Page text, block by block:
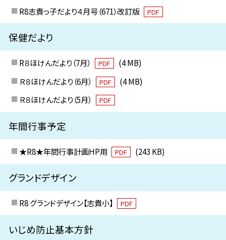
R8志貴っ子だより４月号（671）改訂版 PDF
保健だより
R８ほけんだより（7月） PDF
(4 MB)
Ｒ８ほけんだより（6月）
PDF
(4 MB)
Ｒ８ほけんだより（5月）
PDF
年間行事予定
★R8★年間行事計画HP用 PDF (243 KB)
グランドデザイン
R8 グランドデザイン【志貴小】 PDF
いじめ防止基本方針